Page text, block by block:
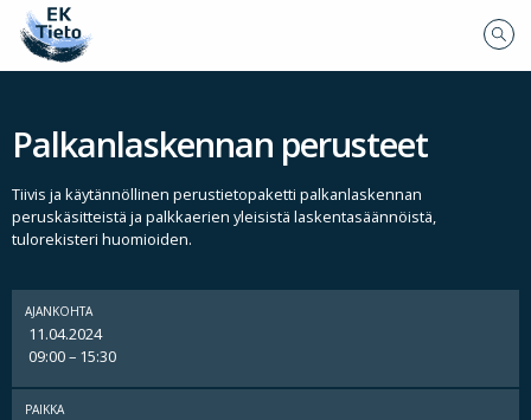
Palkanlaskennan perusteet
Tiivis ja käytännöllinen perustietopaketti palkanlaskennan
peruskäsitteistä ja palkkaerien yleisistä laskentasäännöistä,
tulorekisteri huomioiden.
AJANKOHTA
11.04.2024
09:00 – 15:30
PAIKKA